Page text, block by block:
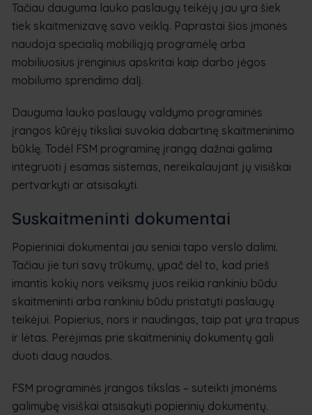
Tačiau dauguma lauko paslaugų teikėjų jau yra šiek
tiek skaitmenizavę savo veiklą. Paprastai šios įmonės
naudoja specialią mobiliąją programėlę arba
mobiliuosius įrenginius apskritai kaip darbo jėgos
mobilumo sprendimo dalį.
Dauguma lauko paslaugų valdymo programinės
įrangos kūrėjų tiksliai suvokia dabartinę skaitmeninimo
būklę. Todėl FSM programinę įrangą dažnai galima
integruoti į esamas sistemas, nereikalaujant jų visiškai
pertvarkyti ar atsisakyti.
Suskaitmeninti dokumentai
Popieriniai dokumentai jau seniai tapo verslo dalimi.
Tačiau jie turi savų trūkumų, ypač dėl to, kad prieš
imantis kokių nors veiksmų juos reikia rankiniu būdu
skaitmeninti arba rankiniu būdu pristatyti paslaugų
teikėjui. Popierius, nors ir naudingas, taip pat yra trapus
ir lėtas. Perėjimas prie skaitmeninių dokumentų gali
duoti daug naudos.
FSM programinės įrangos tikslas – suteikti įmonėms
galimybę visiškai atsisakyti popierinių dokumentų.